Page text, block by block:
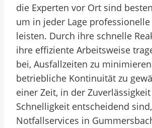
die Experten vor Ort sind
um in jeder Lage
leisten. Durch ihre schnelle
ihre effiziente Arbeitsweise
bei, Ausfallzeiten zu
betriebliche Kontinuität zu
einer Zeit, in der
Schnelligkeit entscheidend
Notfallservices in